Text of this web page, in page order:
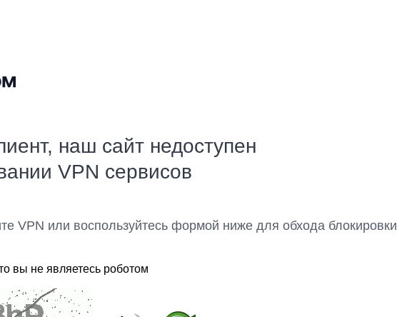
наш сайт недоступен
VPN сервисов
VPN или воспользуйтесь формой ниже для обхода блокировки
вы не являетесь роботом